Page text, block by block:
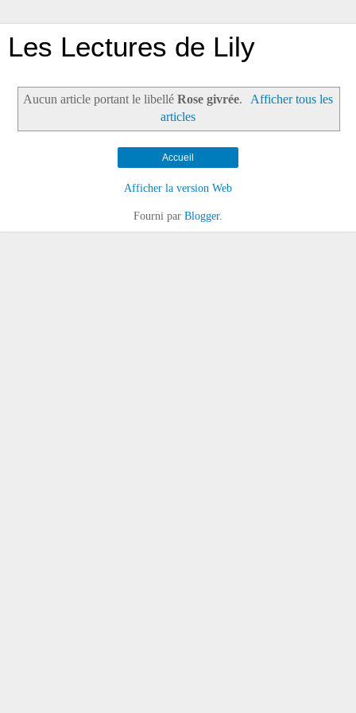
Les Lectures de Lily
Aucun article portant le libellé Rose givrée.
Afficher tous les
articles
Accueil
Afficher la version Web
Fourni par Blogger.